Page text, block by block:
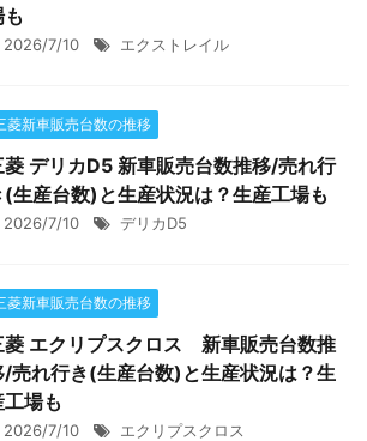
2026/7/10 エクストレイル
菱新車販売台数の推移
菱 デリカD5 新車販売台数推移/売れ行
(生産台数)と生産状況は？生産工場も
2026/7/10 デリカD5
菱新車販売台数の推移
菱 エクリプスクロス 新車販売台数推
/売れ行き(生産台数)と生産状況は？生
工場も
2026/7/10 エクリプスクロス